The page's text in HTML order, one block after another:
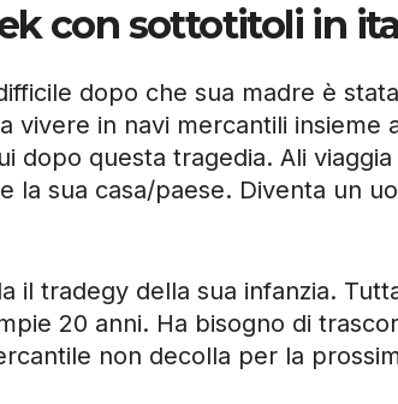
con sottotitoli in
dopo che sua madre è
vivere in navi mercantili insieme
dopo questa tragedia. Ali
la sua casa/paese. Diventa un
il tradegy della sua infanzia.
20 anni. Ha bisogno di
non decolla per la